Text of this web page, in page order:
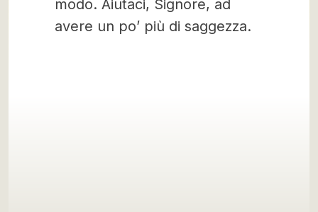
modo. Aiutaci, Signore, ad
avere un po’ più di saggezza.